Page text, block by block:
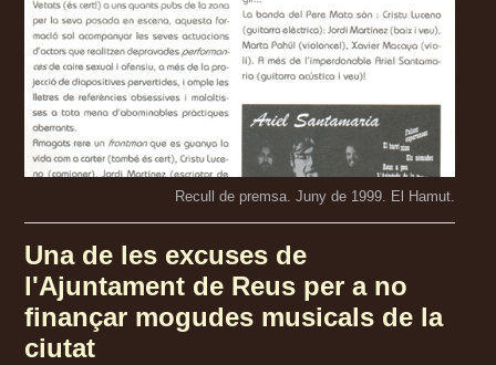
Recull de premsa. Juny de 1999. El Hamut.
Una de les excuses de
l'Ajuntament de Reus per a no
finançar mogudes musicals de la
ciutat